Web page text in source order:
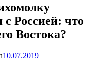
Россией: что
Востока?
10.07.2019